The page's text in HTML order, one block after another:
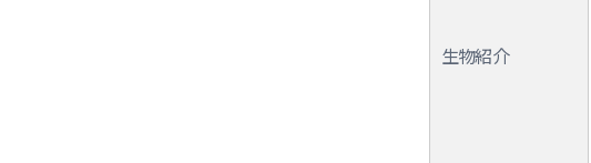
生物紹介